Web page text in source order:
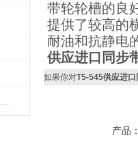
多楔带：高功率紧凑传动优选，赋能多领域高效平稳运行
带轮轮槽的良
提供了较高的
耐油和抗静电
供应进口同步
如果你对T5-545供应进
产品